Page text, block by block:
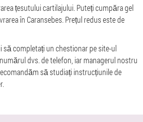
țesutului cartilajului. Puteți cumpăra gel
în Caransebes. Prețul redus este de
să completați un chestionar pe site-ul
dvs. de telefon, iar managerul nostru
să studiați instrucțiunile de